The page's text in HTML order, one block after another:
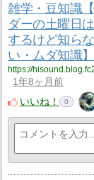
雑学・豆知識
ダーの土曜日
するけど知ら
い・ムダ知識】
https://
1年8ヶ月前
いいね！
0